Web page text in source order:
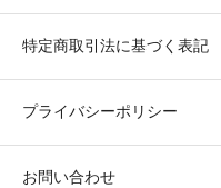
特定商取引法に基づく表記
プライバシーポリシー
お問い合わせ